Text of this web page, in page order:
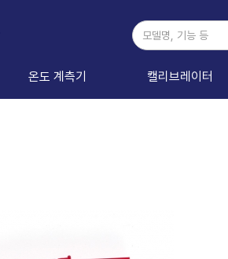
온도 계측기 캘리브레이터